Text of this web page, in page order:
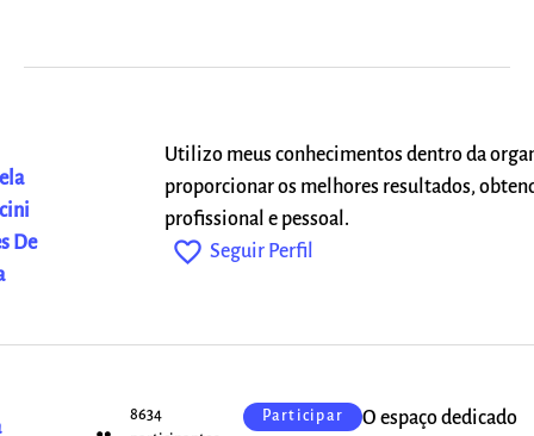
De
Utilizo meus conhecimentos dentro da
proporcionar os melhores resultados,
profissional e pessoal.
favorite_outline Seguir Perfil
8634
Participar
O espaço dedicado